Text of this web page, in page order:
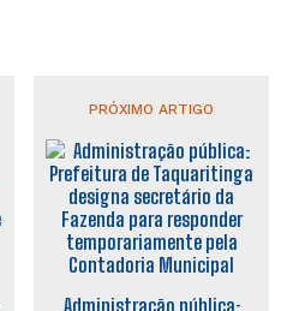
PRÓXIMO ARTIGO
Administração pública: